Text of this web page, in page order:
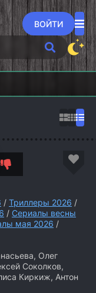
ВОЙТИ
Гангстерленд
(2026)
/ Триллеры 2026 /
/ Сериалы весны
мая 2026 /
Олег
Соколков,
Киркиж, Антон